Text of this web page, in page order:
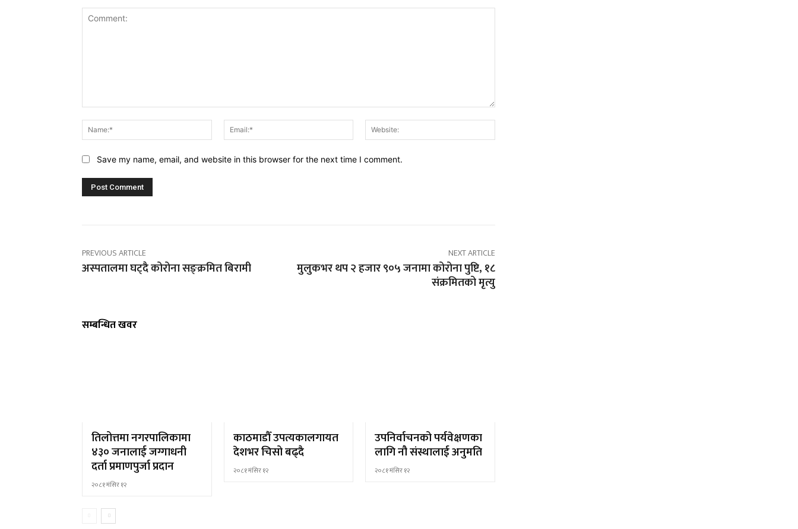
Name:*
Email:*
Save my name, email, and website in this browser for the next time I comment.
PREVIOUS ARTICLE
अस्पतालमा घट्दै कोरोना सङ्क्रमित बिरामी
NEXT ARTICLE
मुलुकभर थप २ हजार ९०५ जनामा कोरोना पुष्टि, १८
संक्रमितको मृत्यु
सम्बन्धित खवर
तिलोत्तमा नगरपालिकामा
४३० जनालाई जग्गाधनी
दर्ता प्रमाणपुर्जा प्रदान
२०८१ मंसिर १२
काठमाडौँ उपत्यकालगायत
देशभर चिसो बढ्दै
२०८१ मंसिर १२
उपनिर्वाचनको पर्यवेक्षणका
लागि नौ संस्थालाई अनुमति
२०८१ मंसिर १२